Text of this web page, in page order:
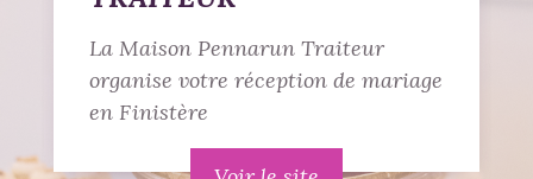
La Maison Pennarun Traiteur
organise votre réception de mariage
en Finistère